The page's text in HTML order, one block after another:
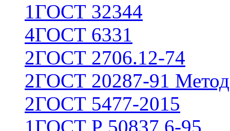
1ГОСТ 32344
4ГОСТ 6331
2ГОСТ 2706.12-74
2ГОСТ 20287-91
2ГОСТ 5477-2015